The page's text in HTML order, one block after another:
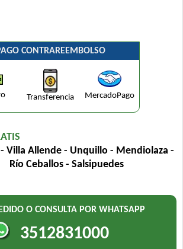
CONTRAREEMBOLSO
Transferencia MercadoPago
Villa Allende - Unquillo - Mendiolaza -
Río Ceballos - Salsipuedes
O CONSULTA POR WHATSAPP
3512831000